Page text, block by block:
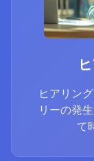
ヒアリン
リーの発
て